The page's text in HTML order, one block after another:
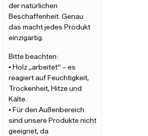
der natürlichen
Beschaffenheit. Genau
das macht jedes Produkt
einzigartig.
Bitte beachten:
• Holz „arbeitet“ – es
reagiert auf Feuchtigkeit,
Trockenheit, Hitze und
Kälte.
• Für den Außenbereich
sind unsere Produkte nicht
geeignet, da